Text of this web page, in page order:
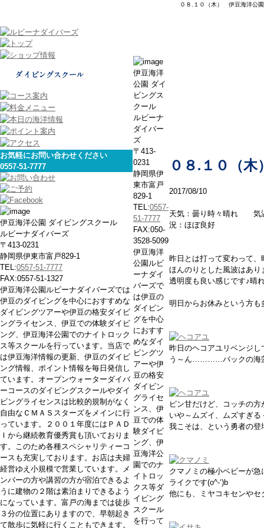
０８.１０（木） 伊豆海洋公園
お気軽にお問い合わせください
0557-51-7777
伊豆海洋公園 ダイビングスクール
ルビーナダイバーズ
〒413-0231
静岡県伊東市富戸829-1
TEL:0557-51-7777
FAX:0557-51-1327
伊豆海洋公園ルビーナダイバーズでは
伊豆のダイビングを中心におすすめな
ダイビングツアーや伊豆の格安ダイビ
ングライセンス、伊豆での体験ダイビ
ング、伊豆海洋公園でのナイトロック
ス等スクールを行っています。当店で
は伊豆海洋情報の更新、伊豆のダイビ
ング情報、ポイント情報を毎日発信し
ています。オープンウォーターダイバ
ーコースのダイビングスクールやダイ
ビングライセンスは比較的規制がなく
自由なＣＭＡＳスターズをメインに行
っています。２００１年度にはＰＡＤ
Ｉから継続教育優秀賞も頂いておりま
す。このため各種スペシャリティーコ
ースも充実しております。お店は夫婦
経営ゆえ小規模で営業しています。メ
ンバーの方や講習の方が宿泊できるよ
うに建物の２階は素泊まりできるよう
になっています。富戸の海までは徒歩
３分の位置にありますので、早朝起き
て散歩に気軽に行くこともできます。
０８.１０（
2017/08/10
天気：曇り時々晴れ
況：ほぼ良好
昨日とは打って変わって
ほんのりとした風波はあ
透明度も良い感じです♪晴
明日からお休みという方
昨日のヘコアユリベンジし
う～ん…………バックの海
ピン甘だけど、コッチの
いや～ムズイ、ムズすぎる
我こそは、という勇者の
クマノミの極小ベビーが
ライクです(o^-‘)b
他にも、ミヤコキセンや
伊豆海洋
公園 ダイ
ビングス
クール
ルビーナ
ダイバー
ズ
〒413-
0231
静岡県伊
東市富戸
829-1
TEL:0557-
51-7777
FAX:050-
3528-5099
伊豆海洋
公園ルビ
ーナダイ
バーズで
は伊豆の
ダイビン
グを中心
におすす
めなダイ
ビングツ
アーや伊
豆の格安
ダイビン
グライセ
ンス、伊
豆での体
験ダイビ
ング、伊
豆海洋公
園でのナ
イトロッ
クス等ダ
イビング
スクール
を行って